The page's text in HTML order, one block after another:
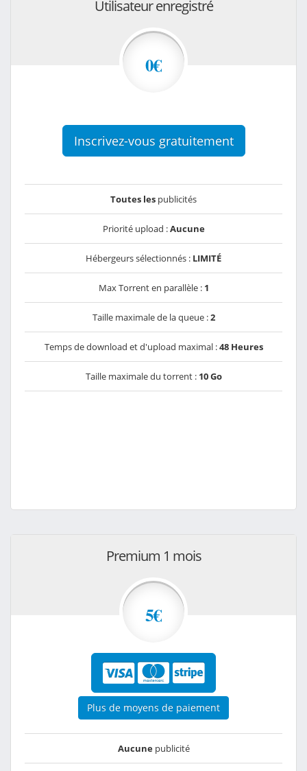
Utilisateur enregistré
0€
Inscrivez-vous gratuitement
Toutes les publicités
Priorité upload :Aucune
Hébergeurs sélectionnés : LIMITÉ
Max Torrent en parallèle : 1
Taille maximale de la queue :2
Temps de download et d'upload maximal :48 Heures
Taille maximale du torrent : 10 Go
Premium 1 mois
5€
Plus de moyens de paiement
Aucunepublicité